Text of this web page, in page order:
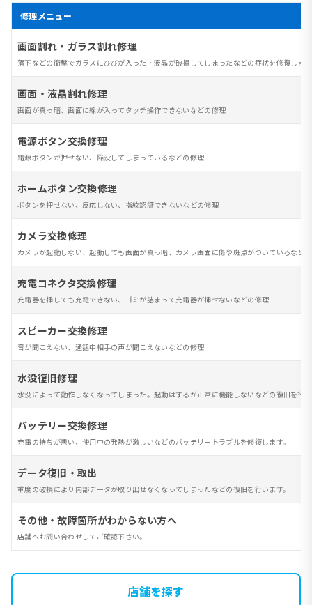
修理メニュー
画面割れ・ガラス割れ修理
落下などの衝撃でガラスにひびが入った・液晶が破損してしまったなどの症状を修復しま
画面・液晶割れ修理
画面が真っ暗、画面に線が入ってタッチ操作できないなどの修理
電源ボタン交換修理
電源ボタンが押せない、陥没してしまっているなどの修理
ホームボタン交換修理
ボタンを押せない、反応しない、指紋認証できないなどの修理
カメラ交換修理
カメラが起動しない、起動しても画面が真っ暗、カメラ画面に傷や斑点がついているなど
充電コネクタ交換修理
充電器を挿しても充電できない、ゴミが詰まって充電器が挿せないなどの修理
スピーカー交換修理
音が聞こえない、通話中相手の声が聞こえないなどの修理
水没復旧修理
水没によって動作しなくなってしまった。起動はするが正常に機能しないなどの復旧を行
バッテリー交換修理
充電の持ちが悪い、使用中の発熱が激しいなどのバッテリートラブルを修復します。
データ復旧・取出
重度の破損により内部データが取り出せなくなってしまったなどの復旧を行います。
その他・故障箇所がわからない方へ
店舗へお問い合わせしてご確認下さい。
店舗を探す